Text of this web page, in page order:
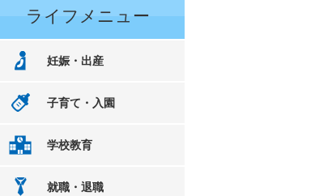
ライフメニュー
妊娠・出産
子育て・入園
学校教育
就職・退職